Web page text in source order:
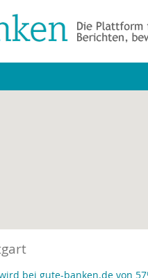
bei gute-banken.de von